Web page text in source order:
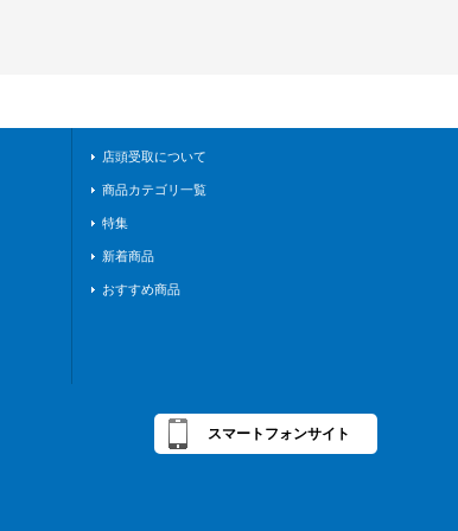
店頭受取について
商品カテゴリ一覧
特集
新着商品
おすすめ商品
スマートフォンサイト